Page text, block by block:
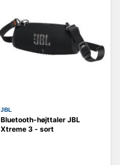
JBL
Bluetooth-højttaler JBL
Xtreme 3 - sort